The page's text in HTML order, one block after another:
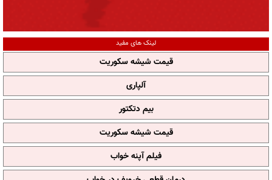
لینک های مفید
قیمت شیشه سکوریت
آلپاری
بیم دتکتور
قیمت شیشه سکوریت
فیلم آپنه خواب